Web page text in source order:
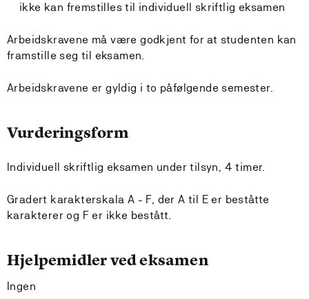
ikke kan fremstilles til individuell skriftlig eksamen
Arbeidskravene må være godkjent for at studenten kan
framstille seg til eksamen.
Arbeidskravene er gyldig i to påfølgende semester.
Vurderingsform
Individuell skriftlig eksamen under tilsyn, 4 timer.
Gradert karakterskala A - F, der A til E er beståtte
karakterer og F er ikke bestått.
Hjelpemidler ved eksamen
Ingen